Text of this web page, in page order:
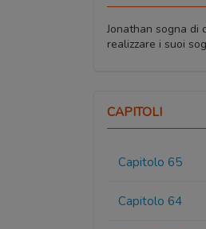
Jonathan sogna di
realizzare i suoi
CAPITOLI
Capitolo 65
Capitolo 64